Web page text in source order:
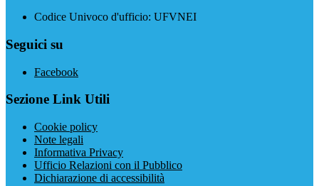
Codice Univoco d'ufficio: UFVNEI
Seguici su
Facebook
Sezione Link Utili
Cookie policy
Note legali
Informativa Privacy
Ufficio Relazioni con il Pubblico
Dichiarazione di accessibilità